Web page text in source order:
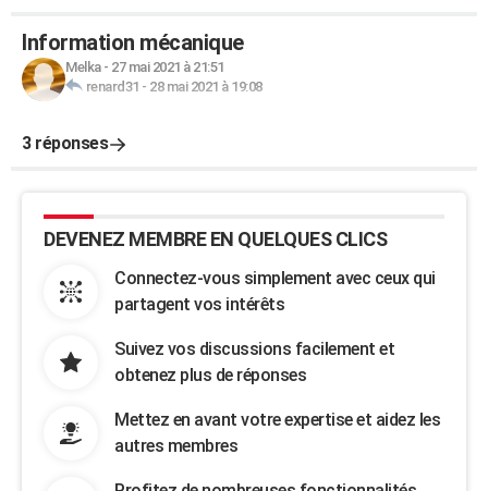
Information mécanique
Melka- 27 mai 2021 à 21:51
renard31 - 28 mai 2021 à 19:08
3 réponses
DEVENEZ MEMBRE EN QUELQUES CLICS
Connectez-vous simplement avec ceux qui
partagent vos intérêts
Suivez vos discussions facilement et
obtenez plus de réponses
Mettez en avant votre expertise et aidez les
autres membres